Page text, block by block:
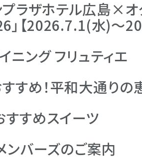
プラザホテル広島×
【2026.7.1(水)～
ニング フリュティエ
すめ！平和大通り
すすめスイーツ
ンバーズのご案内